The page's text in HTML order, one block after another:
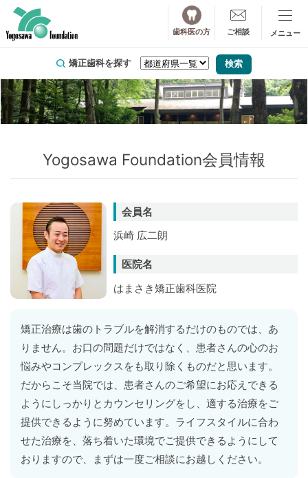
歯科医の方 ご相談
矯正歯科を探す
Yogosawa Foundation会員情報
会員名
浜崎 広二朗
医院名
はまさき矯正歯科医院
矯正治療は歯のトラブルを解消するだけのものでは、あ
りません。お口の問題だけではなく、患者さんの心のお
悩みやコンプレックスをも取り除くものだと思います。
だからこそ当院では、患者さんのご希望にお応えできる
ようにしっかりとカウンセリングをし、適する治療をご
提供できるように努めています。ライフスタイルに合わ
せた治療を、落ち着いた環境でご提供できるようにして
おりますので、まずは一度ご相談にお越しください。